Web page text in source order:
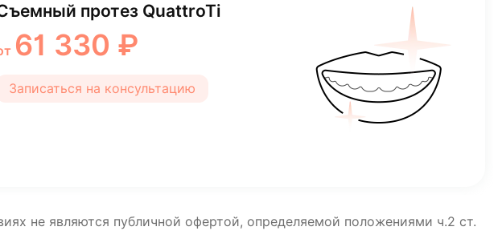
протез QuattroTi
61 330 ₽
Записаться на консультацию
не являются публичной офертой, определяемой положениями ч.2 ст.